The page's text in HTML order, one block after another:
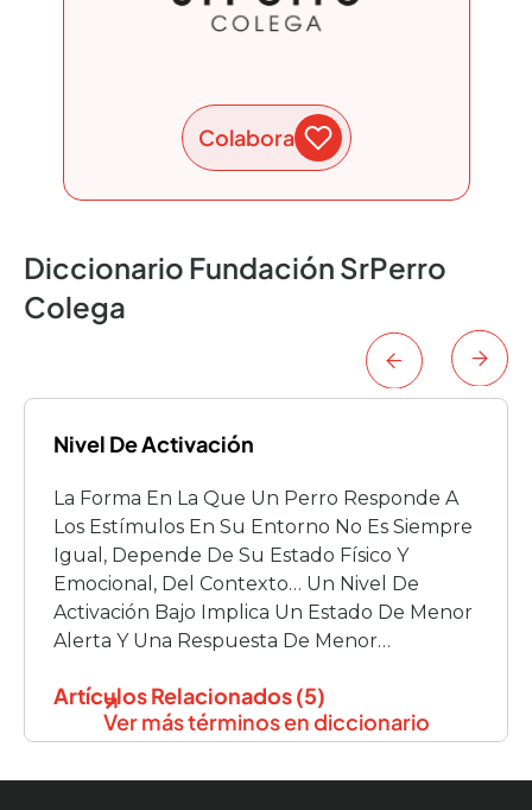
Colabora
Diccionario Fundación SrPerro
Colega
Nivel De Activación
La Forma En La Que Un Perro Responde A
Los Estímulos En Su Entorno No Es Siempre
Igual, Depende De Su Estado Físico Y
Emocional, Del Contexto… Un Nivel De
Activación Bajo Implica Un Estado De Menor
Alerta Y Una Respuesta De Menor
Un Estado De Alerta Mayor, […]
Artículos Relacionados (5)
Ver más términos en diccionario